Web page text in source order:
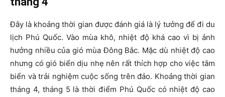
Đây là khoảng thời gian được đánh giá là lý tưởng để đi du
lịch Phú Quốc. Vào mùa khô, nhiệt độ khá cao vì bị ảnh
hưởng nhiều của gió mùa Đông Bắc. Mặc dù nhiệt độ cao
nhưng có gió biển dịu nhẹ nên rất thích hợp cho việc tắm
biển và trải nghiệm cuộc sống trên đảo. Khoảng thời gian
tháng 4, tháng 5 là thời điểm Phú Quốc có nhiệt độ cao